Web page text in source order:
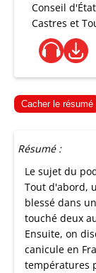
Conseil
Castres et
Cacher le résumé
Résumé :
Le sujet du
Tout d'abord,
blessé dans
touché deux
Ensuite, on
canicule en
températures